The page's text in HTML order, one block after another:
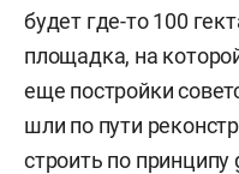
будет где-то 100
площадка, на
еще постройки
шли по пути
строить по